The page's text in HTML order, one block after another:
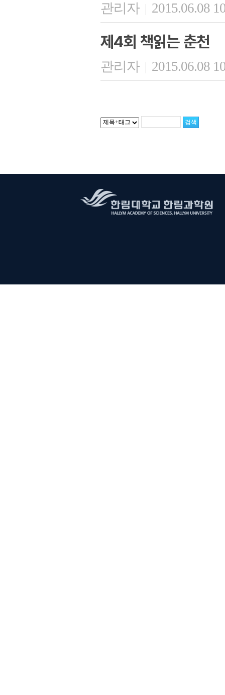
관리자 | 2015.06.08
제4회 책읽는 춘천
관리자 | 2015.06.08